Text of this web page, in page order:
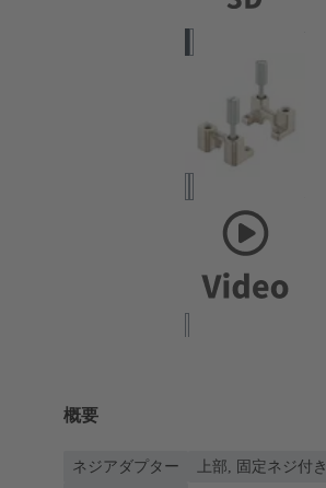
概要
ネジアダプター
上部, 固定ネジ付き